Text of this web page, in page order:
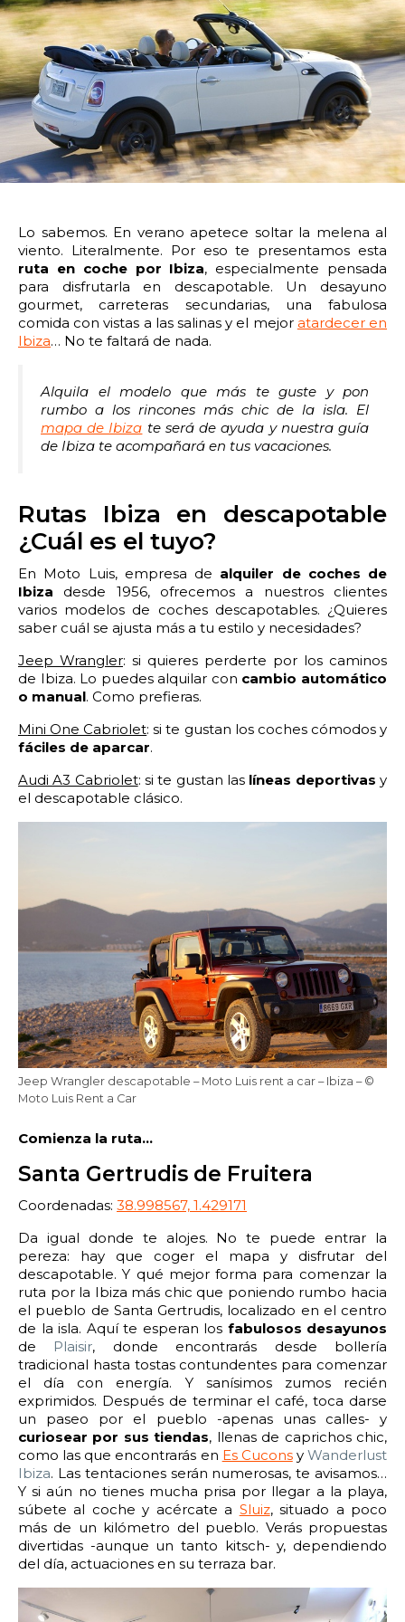
Lo sabemos. En verano apetece soltar la melena al
viento. Literalmente. Por eso te presentamos esta
ruta en coche por Ibiza, especialmente pensada
para disfrutarla en descapotable. Un desayuno
gourmet, carreteras secundarias, una fabulosa
comida con vistas a las salinas y el mejor atardecer en
Ibiza… No te faltará de nada.
Alquila el modelo que más te guste y pon
rumbo a los rincones más chic de la isla. El
mapa de Ibiza te será de ayuda y nuestra guía
de Ibiza te acompañará en tus vacaciones.
Rutas Ibiza en descapotable
¿Cuál es el tuyo?
En Moto Luis, empresa de alquiler de coches de
Ibiza desde 1956, ofrecemos a nuestros clientes
varios modelos de coches descapotables. ¿Quieres
saber cuál se ajusta más a tu estilo y necesidades?
Jeep Wrangler: si quieres perderte por los caminos
de Ibiza. Lo puedes alquilar con cambio automático
o manual. Como prefieras.
Mini One Cabriolet: si te gustan los coches cómodos y
fáciles de aparcar.
Audi A3 Cabriolet: si te gustan las líneas deportivas y
el descapotable clásico.
Jeep Wrangler descapotable – Moto Luis rent a car – Ibiza – ©
Moto Luis Rent a Car
Comienza la ruta…
Santa Gertrudis de Fruitera
Coordenadas: 38.998567, 1.429171
Da igual donde te alojes. No te puede entrar la
pereza: hay que coger el mapa y disfrutar del
descapotable. Y qué mejor forma para comenzar la
ruta por la Ibiza más chic que poniendo rumbo hacia
el pueblo de Santa Gertrudis, localizado en el centro
de la isla. Aquí te esperan los fabulosos desayunos
de Plaisir, donde encontrarás desde bollería
tradicional hasta tostas contundentes para comenzar
el día con energía. Y sanísimos zumos recién
exprimidos. Después de terminar el café, toca darse
un paseo por el pueblo -apenas unas calles- y
curiosear por sus tiendas, llenas de caprichos chic,
como las que encontrarás en Es Cuconsy Wanderlust
Ibiza. Las tentaciones serán numerosas, te avisamos…
Y si aún no tienes mucha prisa por llegar a la playa,
súbete al coche y acércate a Sluiz, situado a poco
más de un kilómetro del pueblo. Verás propuestas
divertidas -aunque un tanto kitsch- y, dependiendo
del día, actuaciones en su terraza bar.
14:00 14:30 15:00 15:30
16:00 16:30 17:00 17:30
18:00 19:00 19:30
20:00 20:30 21:00 21:30
22:00 22:30 23:00 23:30
Fecha y hora devolución:
2:00 2:30 3:00 3:30
4:00 4:30 5:00 5:30
8:00 8:30 9:00
10:00 10:30 11:00 11:30
12:00 12:30 13:00 13:30
14:00 14:30 15:00 15:30
16:00 16:30
18:00 18:30
20:00 20:30 21:00 21:30